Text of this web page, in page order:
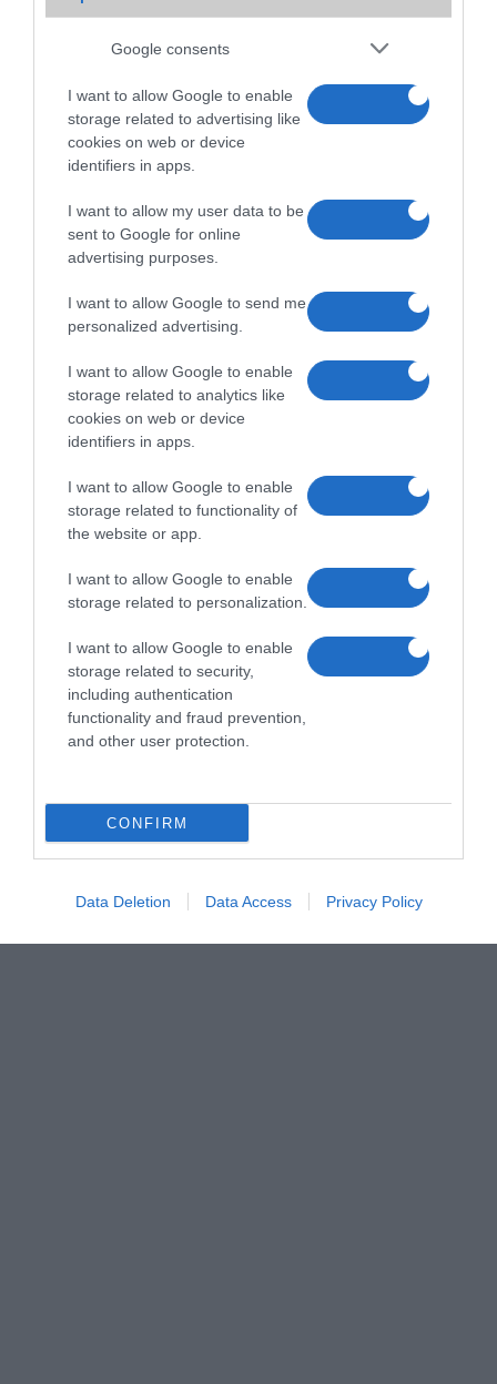
Google consents
I want to allow Google to enable
storage related to advertising like
cookies on web or device
identifiers in apps.
I want to allow my user data to be
sent to Google for online
advertising purposes.
I want to allow Google to send me
personalized advertising.
I want to allow Google to enable
storage related to analytics like
cookies on web or device
identifiers in apps.
I want to allow Google to enable
storage related to functionality of
the website or app.
I want to allow Google to enable
storage related to personalization.
I want to allow Google to enable
storage related to security,
including authentication
functionality and fraud prevention,
and other user protection.
CONFIRM
Data Deletion Data Access Privacy Policy
| Phone Arena
és szeretnének 5 col alatt maradni, hogy még egyszerûen kezelhetõ
legyen egy kézzel a mobil és akár a zsebbe is gond nélkül beférjen.
Mi is az a Samsung Bixby?
Többekben felmerülhet a jogos kérdés, hogy vajon mi az a Bixby, mit
mutat be a Samsung holnap?